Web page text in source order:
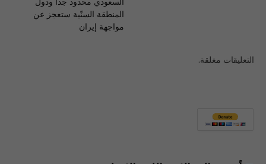
المنطقة السنّية ستعجز عن
مواجهة إيران
التعليقات مغلقة.